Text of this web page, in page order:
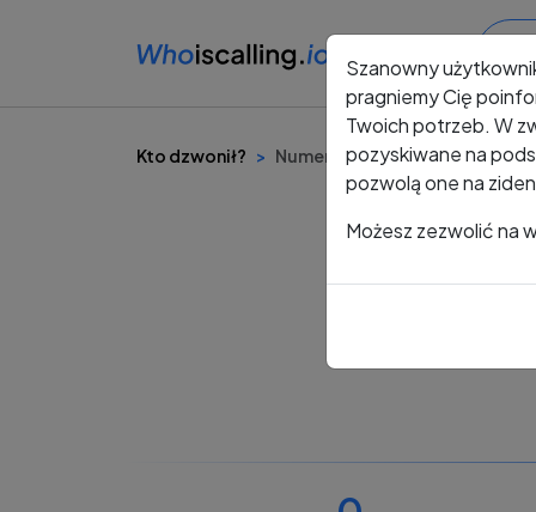
Kto dzwonił? Numer +48 619 015 124
Szanowny
pragniemy Cię
Twoich potrzeb. W
pozyskiwane na
pozwolą one na
Możesz zezwolić na